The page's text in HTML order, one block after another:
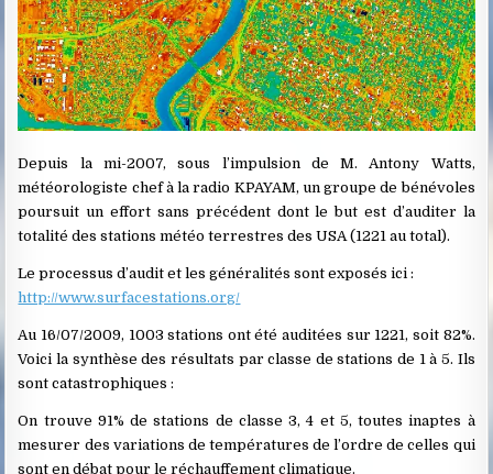
Depuis la mi-2007, sous l’impulsion de M. Antony Watts,
météorologiste chef à la radio KPAYAM, un groupe de bénévoles
poursuit un effort sans précédent dont le but est d’auditer la
totalité des stations météo terrestres des USA (1221 au total).
Le processus d’audit et les généralités sont exposés ici :
http://www.surfacestations.org/
Au 16/07/2009, 1003 stations ont été auditées sur 1221, soit 82%.
Voici la synthèse des résultats par classe de stations de 1 à 5. Ils
sont catastrophiques :
On trouve 91% de stations de classe 3, 4 et 5, toutes inaptes à
mesurer des variations de températures de l’ordre de celles qui
sont en débat pour le réchauffement climatique.